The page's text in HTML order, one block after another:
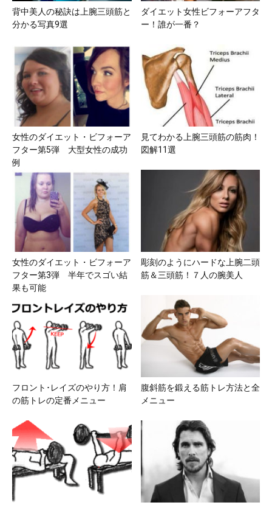
背中美人の秘訣は上腕三頭筋と
分かる写真9選
ダイエット女性ビフォーアフタ
ー！誰が一番？
女性のダイエット・ビフォーア
フター第5弾 大型女性の成功
例
見てわかる上腕三頭筋の筋肉！
図解11選
女性のダイエット・ビフォーア
フター第3弾 半年でスゴい結
果も可能
彫刻のようにハードな上腕二頭
筋＆三頭筋！７人の腕美人
フロント･レイズのやり方！肩
の筋トレの定番メニュー
腹斜筋を鍛える筋トレ方法と全
メニュー